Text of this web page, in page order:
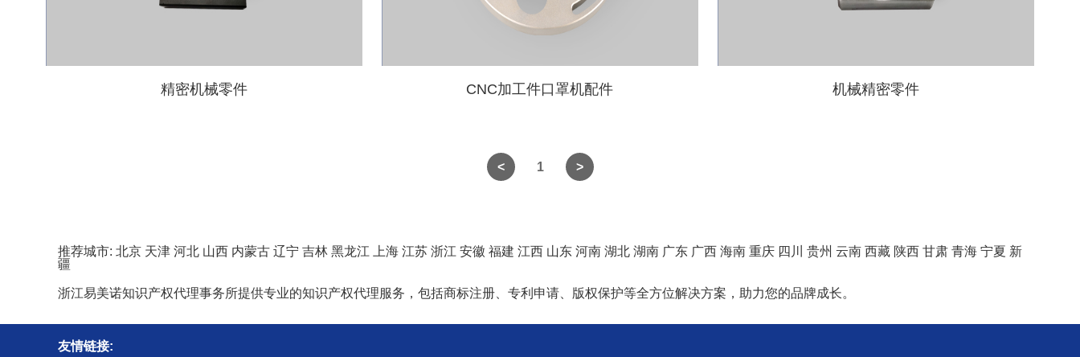
精密机械零件 CNC加工件口罩机配件 机械精密零件
1
推荐城市: 北京 天津 河北 山西 内蒙古 辽宁 吉林 黑龙江 上海 江苏 浙江 安徽 福建 江西 山东 河南 湖北 湖南 广东 广西 海南 重庆 四川 贵州 云南 西藏 陕西 甘肃 青海 宁夏 新
疆
浙江易美诺知识产权代理事务所提供专业的知识产权代理服务，包括商标注册、专利申请、版权保护等全方位解决方案，助力您的品牌成长。
友情链接: